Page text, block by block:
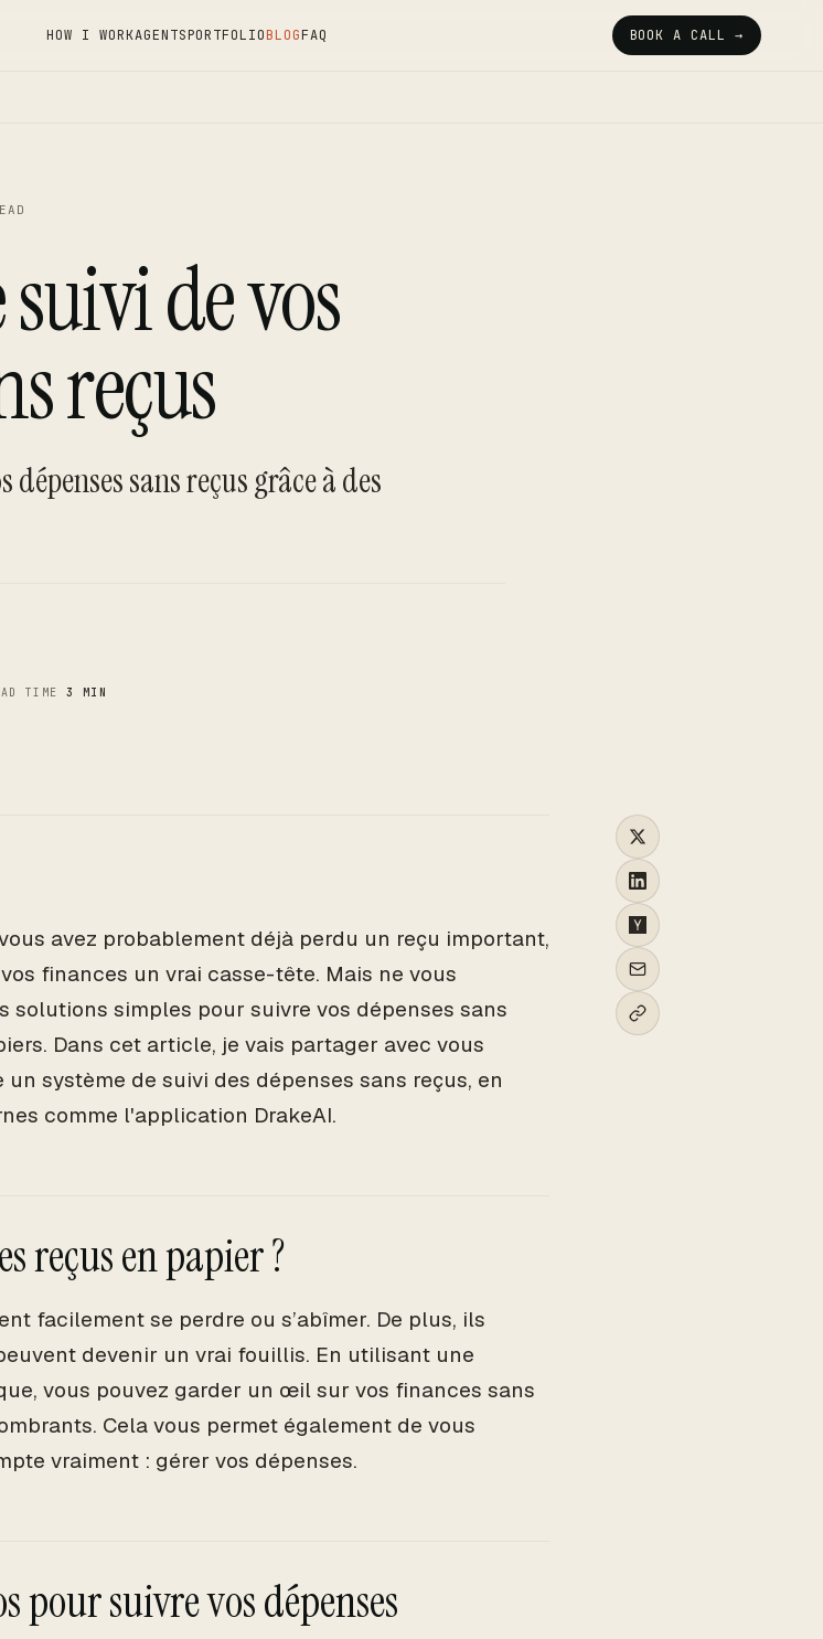
HOW I WORKAGENTSPORTFOLIOBLOGFAQ BOOK A CALL →
de vos
reçus
sans reçus grâce à des
TIME3 MIN
CTO
avez probablement déjà perdu un reçu important,
finances un vrai casse-tête. Mais ne vous
solutions simples pour suivre vos dépenses sans
Dans cet article, je vais partager avec vous
système de suivi des dépenses sans reçus, en
comme l'application DrakeAI.
reçus en papier ?
facilement se perdre ou s’abîmer. De plus, ils
devenir un vrai fouillis. En utilisant une
vous pouvez garder un œil sur vos finances sans
Cela vous permet également de vous
vraiment : gérer vos dépenses.
pour suivre vos dépenses